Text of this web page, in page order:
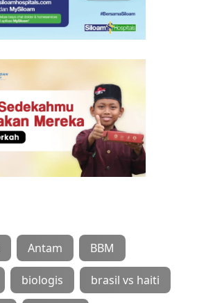
Antam BBM
biologis brasil vs haiti